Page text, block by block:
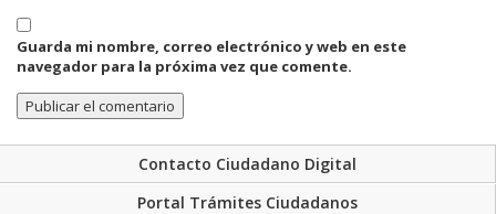
Guarda mi nombre, correo electrónico y web en este
navegador para la próxima vez que comente.
Contacto Ciudadano Digital
Portal Trámites Ciudadanos